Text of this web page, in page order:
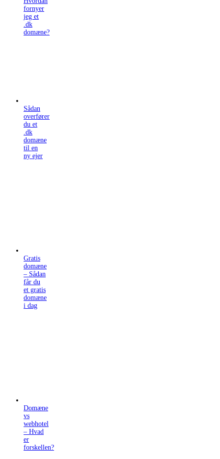
fornyer
jeg et
.dk
domæne?
Sådan
overfører
du et
.dk
domæne
til en
ny ejer
Gratis
domæne
– Sådan
får du
et gratis
domæne
i dag
Domæne
vs
webhotel
– Hvad
er
forskellen?